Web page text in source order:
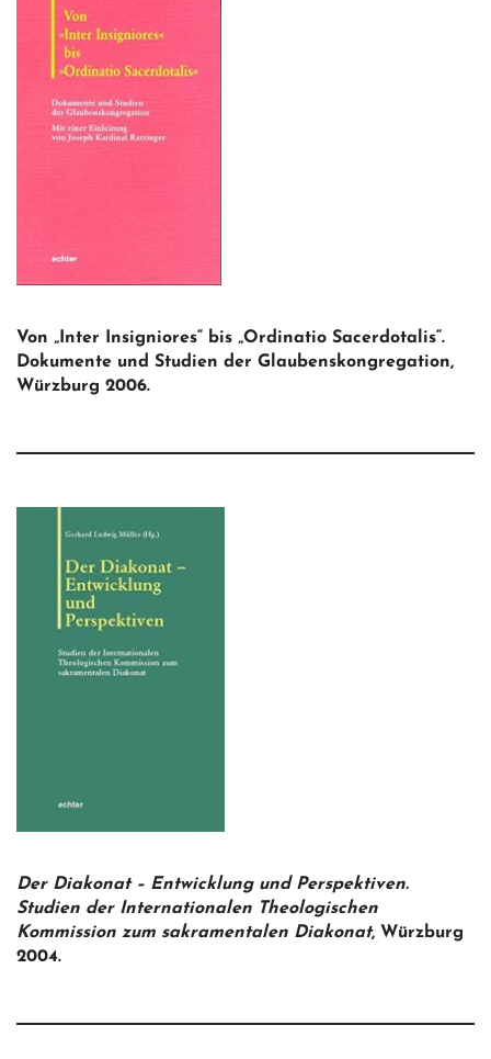
Von „Inter Insigniores“ bis „Ordinatio Sacerdotalis“.
Dokumente und Studien der Glaubenskongregation,
Würzburg 2006.
Der Diakonat – Entwicklung und Perspektiven.
Studien der Internationalen Theologischen
Kommission zum sakramentalen Diakonat, Würzburg
2004.